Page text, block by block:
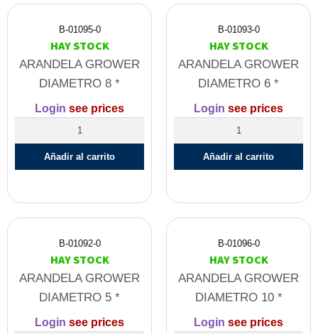
B-01095-0
HAY STOCK
ARANDELA GROWER
DIAMETRO 8 *
Login see prices
Añadir al carrito
B-01093-0
HAY STOCK
ARANDELA GROWER
DIAMETRO 6 *
Login see prices
Añadir al carrito
B-01092-0
HAY STOCK
ARANDELA GROWER
DIAMETRO 5 *
Login see prices
B-01096-0
HAY STOCK
ARANDELA GROWER
DIAMETRO 10 *
Login see prices